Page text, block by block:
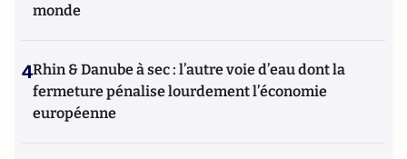
monde
4Rhin & Danube à sec : l’autre voie d’eau dont la
fermeture pénalise lourdement l’économie
européenne